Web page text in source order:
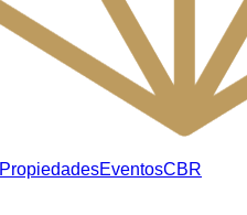
PropiedadesEventosCBR